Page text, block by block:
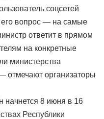
соцсетей
вопрос — на самые
ответит в прямом
на конкретные
министерства
отмечают организаторы
начнется 8 июня в 16
Республики